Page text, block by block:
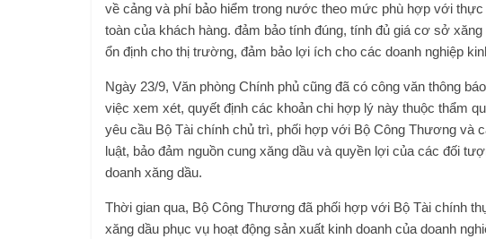
về cảng và phí bảo hiểm trong nước theo mức phù hợp với
toàn của khách hàng. đảm bảo tính đúng, tính đủ giá cơ sở
ổn định cho thị trường, đảm bảo lợi ích cho các doanh nghiệp
Ngày 23/9, Văn phòng Chính phủ cũng đã có công văn thông
việc xem xét, quyết định các khoản chi hợp lý này thuộc thẩm
yêu cầu Bộ Tài chính chủ trì, phối hợp với Bộ Công Thương và
luật, bảo đảm nguồn cung xăng dầu và quyền lợi của các đối
doanh xăng dầu.
Thời gian qua, Bộ Công Thương đã phối hợp với Bộ Tài chính
xăng dầu phục vụ hoạt động sản xuất kinh doanh của doanh